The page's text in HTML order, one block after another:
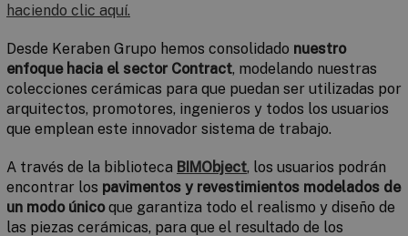
haciendo clic aquí.
Desde Keraben Grupo hemos consolidado nuestro
enfoque hacia el sector Contract, modelando nuestras
colecciones cerámicas para que puedan ser utilizadas por
arquitectos, promotores, ingenieros y todos los usuarios
que emplean este innovador sistema de trabajo.
A través de la biblioteca BIMObject, los usuarios podrán
encontrar los pavimentos y revestimientos modelados de
un modo únicoque garantiza todo el realismo y diseño de
las piezas cerámicas, para que el resultado de los